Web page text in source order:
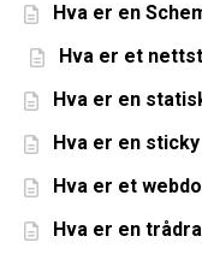
Hva er en
Hva er et
Hva er en
Hva er en
Hva er et
Hva er en